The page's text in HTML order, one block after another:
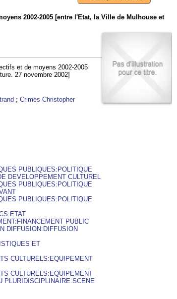
2002-2005 [entre l'Etat, la Ville de Mulhouse et
et de moyens 2002-2005
27 novembre 2002]
;Crimes Christopher
PUBLIQUES:POLITIQUE
DEVELOPPEMENT CULTUREL
PUBLIQUES:POLITIQUE
PUBLIQUES:POLITIQUE
PUBLIC
DIFFUSION:DIFFUSION
ET
CULTURELS:EQUIPEMENT
CULTURELS:EQUIPEMENT
PLURIDISCIPLINAIRE:SCENE